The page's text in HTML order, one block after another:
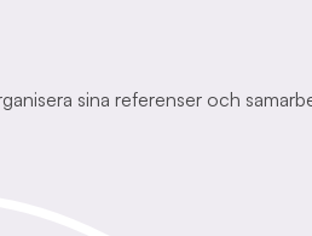
sina referenser och